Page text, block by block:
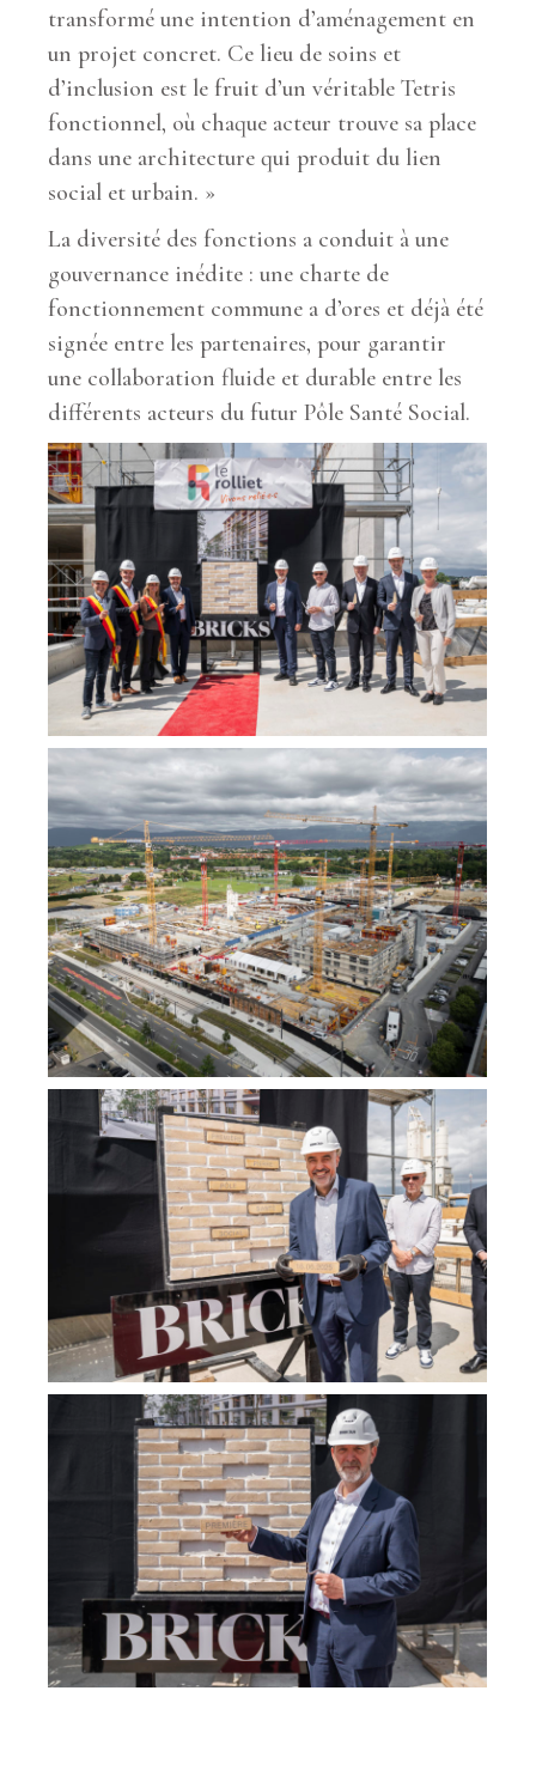
transformé une intention d’aménagement en
un projet concret. Ce lieu de soins et
d’inclusion est le fruit d’un véritable Tetris
fonctionnel, où chaque acteur trouve sa place
dans une architecture qui produit du lien
social et urbain. »
La diversité des fonctions a conduit à une
gouvernance inédite : une charte de
fonctionnement commune a d’ores et déjà été
signée entre les partenaires, pour garantir
une collaboration fluide et durable entre les
différents acteurs du futur Pôle Santé Social.